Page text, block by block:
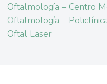
Oftalmología – Centro
Oftalmología –
Oftal Laser